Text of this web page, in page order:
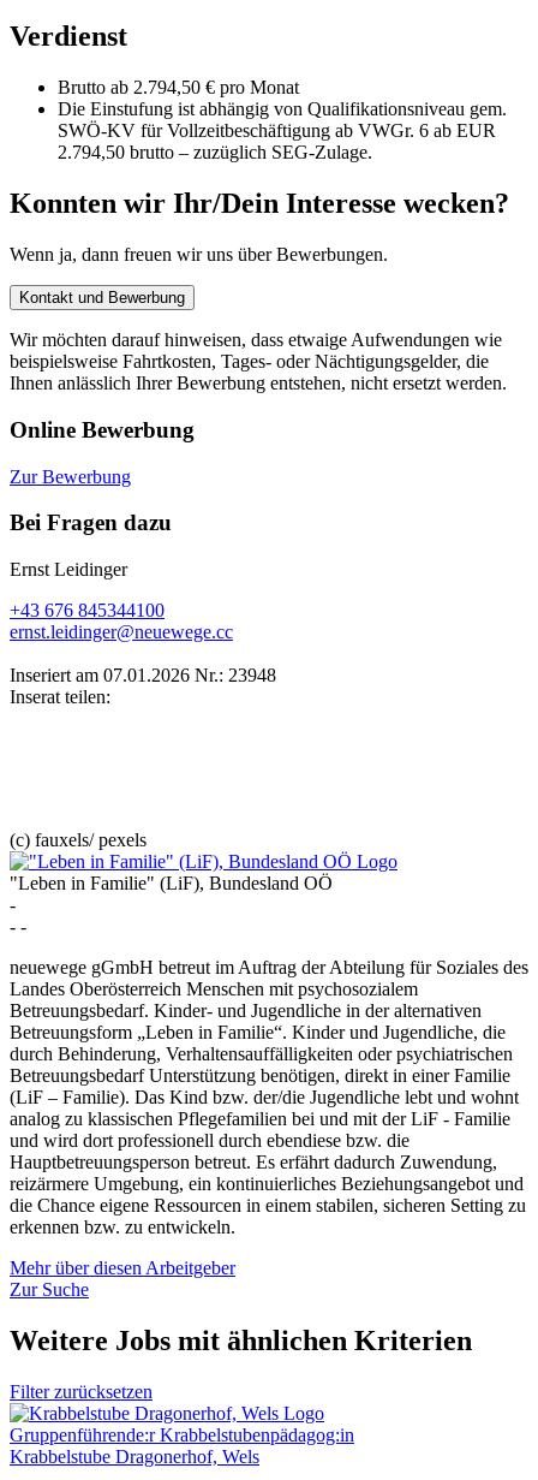
Verdienst
Brutto ab 2.794,50 € pro Monat
Die Einstufung ist abhängig von Qualifikationsniveau gem.
SWÖ-KV für Vollzeitbeschäftigung ab VWGr. 6 ab EUR
2.794,50 brutto – zuzüglich SEG-Zulage.
Konnten wir Ihr/Dein Interesse wecken?
Wenn ja, dann freuen wir uns über Bewerbungen.
Kontakt und Bewerbung
Wir möchten darauf hinweisen, dass etwaige Aufwendungen wie
beispielsweise Fahrtkosten, Tages- oder Nächtigungsgelder, die
Ihnen anlässlich Ihrer Bewerbung entstehen, nicht ersetzt werden.
Online Bewerbung
Zur Bewerbung
Bei Fragen dazu
Ernst Leidinger
+43 676 845344100
ernst.leidinger@neuewege.cc
Inseriert am 07.01.2026 Nr.: 23948
Inserat teilen:
(c) fauxels/ pexels
"Leben in Familie" (LiF), Bundesland OÖ
-
- -
neuewege gGmbH betreut im Auftrag der Abteilung für Soziales des
Landes Oberösterreich Menschen mit psychosozialem
Betreuungsbedarf. Kinder- und Jugendliche in der alternativen
Betreuungsform „Leben in Familie“. Kinder und Jugendliche, die
durch Behinderung, Verhaltensauffälligkeiten oder psychiatrischen
Betreuungsbedarf Unterstützung benötigen, direkt in einer Familie
(LiF – Familie). Das Kind bzw. der/die Jugendliche lebt und wohnt
analog zu klassischen Pflegefamilien bei und mit der LiF - Familie
und wird dort professionell durch ebendiese bzw. die
Hauptbetreuungsperson betreut. Es erfährt dadurch Zuwendung,
reizärmere Umgebung, ein kontinuierliches Beziehungsangebot und
die Chance eigene Ressourcen in einem stabilen, sicheren Setting zu
erkennen bzw. zu entwickeln.
Mehr über diesen Arbeitgeber
Zur Suche
Weitere Jobs mit ähnlichen Kriterien
Filter zurücksetzen
Gruppen­­führende:r Krabbelstuben­­pädagog:in
Krabbelstube Dragonerhof, Wels